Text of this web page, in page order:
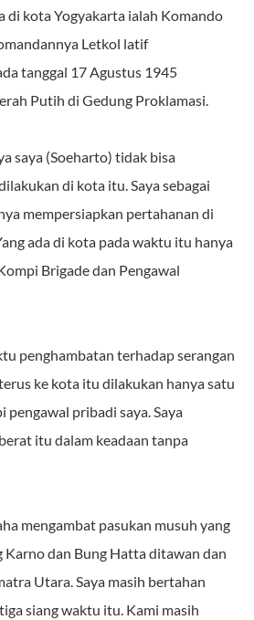
di kota Yogyakarta ialah Komando
Letkol latif
tanggal 17 Agustus 1945
Putih di Gedung Proklamasi.
saya (Soeharto) tidak bisa
di kota itu. Saya sebagai
mempersiapkan pertahanan di
ada di kota pada waktu itu hanya
Brigade dan Pengawal
penghambatan terhadap serangan
ke kota itu dilakukan hanya satu
pengawal pribadi saya. Saya
itu dalam keadaan tanpa
mengambat pasukan musuh yang
Karno dan Bung Hatta ditawan dan
Utara. Saya masih bertahan
siang waktu itu. Kami masih